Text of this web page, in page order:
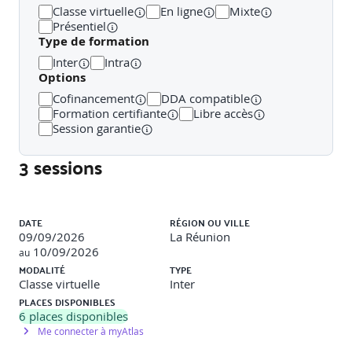
La constitution des équipes agiles
Constituer une équipe agile pluridisciplinaire.
Introduire la qualité dans le processus.
Mettre en place un ART (Agile Release Train) basé sur
la continuité du flux de valeur.
Le développement de solutions agiles pour la
livraison
Prioriser le backlog du programme.
Participer à un PI planning.
Développer la cadence et livrer à la demande.
Mettre en place un pipeline de livraison continue avec
DevOps.
La gestion d'un portefeuille Lean avec SAFe
Classe virtuelle En ligne
Mixte
Présentiel
Type de formation
Inter Intra
Options
Cofinancement
DDA compatible
Formation certifiante
Libre accès
Session garantie
3 sessions
DATE
09/09/2026
au 10/09/2026
RÉGION OU VILLE
La Réunion
MODALITÉ
Classe virtuelle
TYPE
Inter
PLACES DISPONIBLES
6 places disponibles
Me connecter à myAtlas